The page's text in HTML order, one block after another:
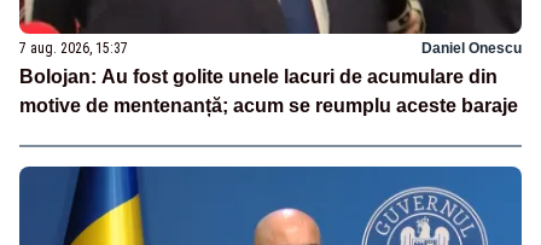
7 aug. 2026, 15:37 Daniel Onescu
Bolojan: Au fost golite unele lacuri de acumulare din
motive de mentenanță; acum se reumplu aceste baraje